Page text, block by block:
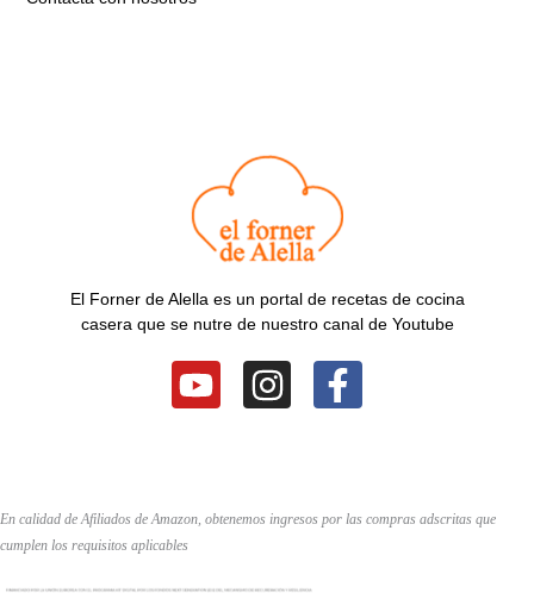
El Forner de Alella es un portal de recetas de cocina
casera que se nutre de nuestro canal de Youtube
Y
o
u
e
I
n
a
r
F
a
b
En calidad de Afiliados de Amazon, obtenemos ingresos por las compras adscritas que
cumplen los requisitos aplicables